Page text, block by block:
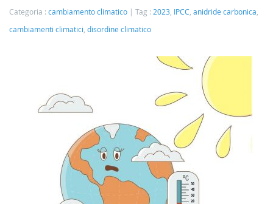
Categoria : cambiamento climatico Tag : 2023, IPCC, anidride carbonica,
cambiamenti climatici, disordine climatico